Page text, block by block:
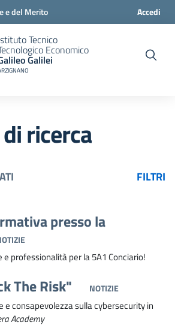
e del Merito Accedi
Tecnico
Economico
Galilei
ricerca
FILTRI
presso la
professionalità per la 5A1 Conciario!
The Risk" NOTIZIE
consapevolezza sulla cybersecurity in
Academy